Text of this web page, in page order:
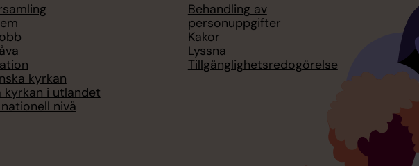
kyrkan
kyrkan i utlandet
nivå
Behandling av
personuppgifter
Kakor
Lyssna
Tillgänglighetsredogörelse